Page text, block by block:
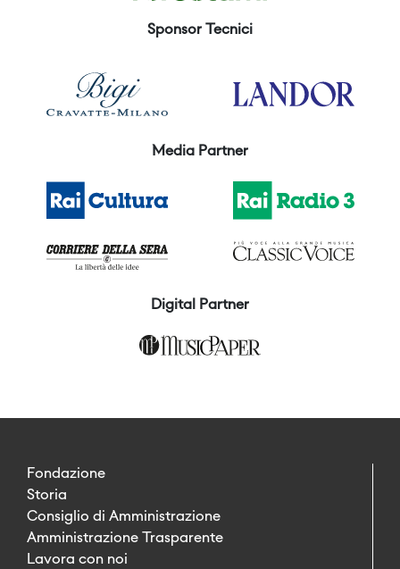
Sponsor Tecnici
Media Partner
Digital Partner
Fondazione
Storia
Consiglio di Amministrazione
Amministrazione Trasparente
Lavora con noi